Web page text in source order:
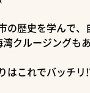
の歴史を学んで
クルージングもあ
はこれでバッチリ